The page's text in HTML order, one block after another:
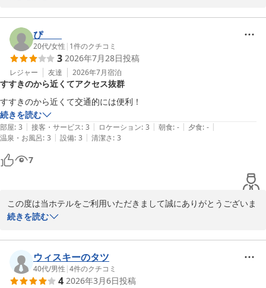
面所のペイントもお気に召していただけたようで、工夫が伝わった
ことに安堵しています。
これからもご期待に添えるよう努めて参りますので、またのご利用
を心よりお待ちしております。
スマイルホテル札幌すすきの南
スマイルホテル札幌すすきの南
2026-05-13
ぴ  ︎︎
20代/女性 | 1件のクチコミ
3 2026年7月28日投稿
レジャー 友達 2026年7月宿泊
すすきのから近くてアクセス抜群
すすきのから近くて交通的には便利！
続きを読む
部屋: 3 | 接客・サービス: 3 | ロケーション: 3 | 朝食: - | 夕食: - |
温泉・お風呂: 3 | 設備: 3 | 清潔さ: 3
7
この度は当ホテルをご利用いただきまして誠にありがとうございま
す。
すすきのまで徒歩圏内で、地下鉄や市電へのアクセスも良く、観光
やお食事に便利な立地をお気に召していただけたようで、大変嬉し
く思います。
続きを読む
ウィスキーのタツ
40代/男性 |4件のクチコミ
4 2026年3月6日投稿